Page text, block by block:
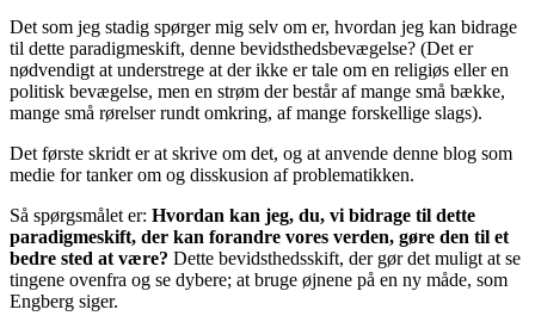
Det som jeg stadig spørger mig selv om er, hvordan jeg kan bidrage
til dette paradigmeskift, denne bevidsthedsbevægelse? (Det er
nødvendigt at understrege at der ikke er tale om en religiøs eller en
politisk bevægelse, men en strøm der består af mange små bække,
mange små rørelser rundt omkring, af mange forskellige slags).
Det første skridt er at skrive om det, og at anvende denne blog som
medie for tanker om og disskusion af problematikken.
Så spørgsmålet er: Hvordan kan jeg, du, vi bidrage til dette
paradigmeskift, der kan forandre vores verden, gøre den til et
bedre sted at være? Dette bevidsthedsskift, der gør det muligt at se
tingene ovenfra og se dybere; at bruge øjnene på en ny måde, som
Engberg siger.